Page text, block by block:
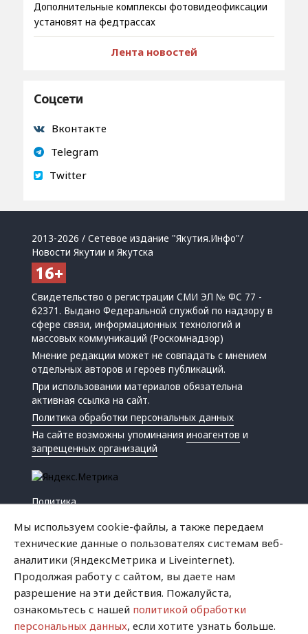
Дополнительные комплексы фотовидеофиксации
установят на федтрассах
Лента новостей
Соцсети
Вконтакте
Telegram
Twitter
2013-2026 / Сетевое издание "Якутия.Инфо"/
Новости Якутии и Якутска
Свидетельство о регистрации СМИ ЭЛ № ФС 77 -
62371. Выдано Федеральной службой по надзору в
сфере связи, информационных технологий и
массовых коммуникаций (Роскомнадзор)
Мнение редакции может не совпадать с мнением
отдельных авторов и героев публикаций.
При использовании материалов обязательна
активная ссылка на сайт.
Политика обработки персональных данных
На сайте возможны упоминанияиноагентов и
запрещенных организаций
Политика
Криминал
Успех
Мы используем cookie-файлы, а также передаем
технические данные о пользователях системам веб-
аналитики (ЯндексМетрика и Liveinternet).
Продолжая работу с сайтом, вы даете нам
разрешение на эти действия. Пожалуйста,
ознакомьтесь с нашей политикой обработки
персональных данных, если хотите узнать больше.